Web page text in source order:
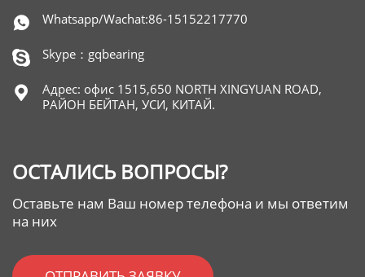
 Whatsapp/Wachat:86-15152217770
 Skype：gqbearing

Адрес: офис 1515,650 NORTH XINGYUAN ROAD,
РАЙОН БЕЙТАН, УСИ, КИТАЙ.
ОСТАЛИСЬ ВОПРОСЫ?
Оставьте нам Ваш номер телефона и мы ответим
на них